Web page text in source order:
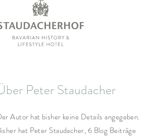
WOHNWELTEN
KULINARIK
WELLNESS
TAGEN & EVENTS
Peter Staudacher
Autor hat bisher keine Details angegeben.
hat Peter Staudacher, 6 Blog Beiträge